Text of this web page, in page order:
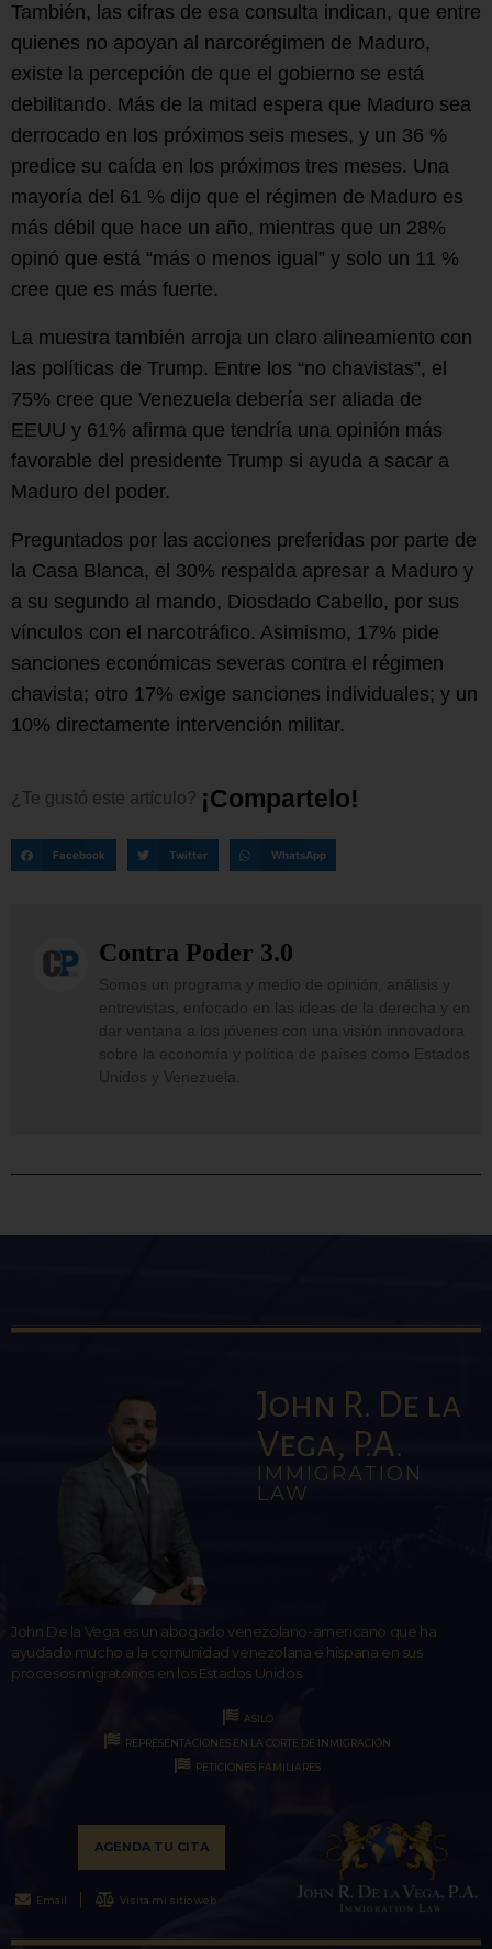
También, las cifras de esa consulta indican, que entre
quienes no apoyan al narcorégimen de Maduro,
existe la percepción de que el gobierno se está
debilitando. Más de la mitad espera que Maduro sea
derrocado en los próximos seis meses, y un 36 %
predice su caída en los próximos tres meses. Una
mayoría del 61 % dijo que el régimen de Maduro es
más débil que hace un año, mientras que un 28%
opinó que está “más o menos igual” y solo un 11 %
cree que es más fuerte.
La muestra también arroja un claro alineamiento con
las políticas de Trump. Entre los “no chavistas”, el
75% cree que Venezuela debería ser aliada de
EEUU y 61% afirma que tendría una opinión más
favorable del presidente Trump si ayuda a sacar a
Maduro del poder.
Preguntados por las acciones preferidas por parte de
la Casa Blanca, el 30% respalda apresar a Maduro y
a su segundo al mando, Diosdado Cabello, por sus
vínculos con el narcotráfico. Asimismo, 17% pide
sanciones económicas severas contra el régimen
chavista; otro 17% exige sanciones individuales; y un
10% directamente intervención militar.
¿Te gustó este artículo? ¡Comparte o!
Facebook Twitter WhatsApp
Contra Poder 3.0
Somos un programa y medio de opinión, análisis y
entrevistas, enfocado en las ideas de la derecha y en
dar ventana a los jóvenes con una visión innovadora
sobre la economía y política de países como Estados
Unidos y Venezuela.
John R. De la
Vega, P.A.
IMMIGRATION
LAW
John De la Vega es un abogado venezolano-americano que ha
ayudado mucho a la comunidad venezolana e hispana en sus
procesos migratorios en los Estados Unidos.
ASILO
REPRESENTACIONES EN LA CORTE DE INMIGRACIÓN
PETICIONES FAMILIARES
AGENDA TU CITA
Email Visita mi sitio web